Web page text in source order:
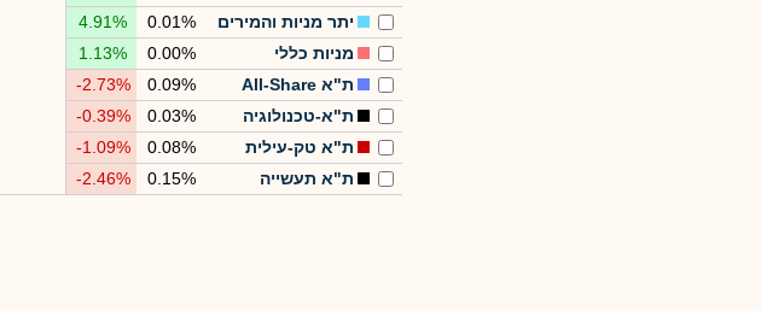
יתר מניות והמירים
0.01%
4.91%
מניות כללי
0.00%
1.13%
ת"א All-Share
0.09%
-2.73%
ת"א-טכנולוגיה
0.03%
-0.39%
ת"א טק-עילית
0.08%
-1.09%
ת"א תעשייה
0.15%
-2.46%